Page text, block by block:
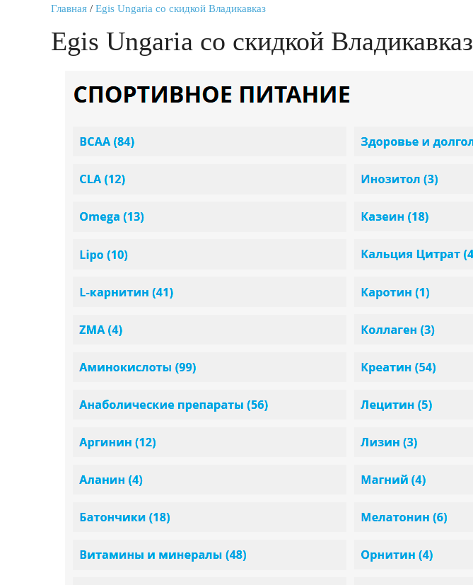
Главная / Egis Ungaria со скидкой Владикавказ
Egis Ungaria со скидкой Владикавказ